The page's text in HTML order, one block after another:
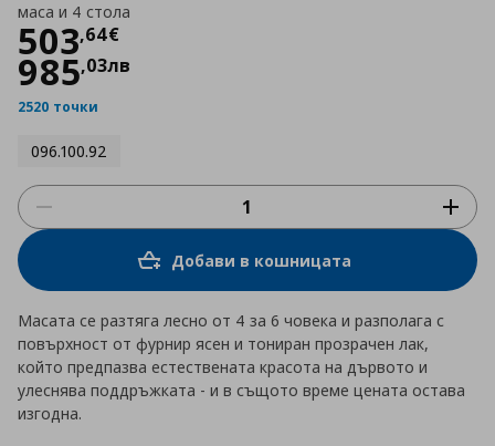
маса и 4 стола
503,64€
Цена503,64 €
985,03лв
2520 точки
096.100.92
Добави в кошницата
Масата се разтяга лесно от 4 за 6 човека и разполага с
повърхност от фурнир ясен и тониран прозрачен лак,
който предпазва естествената красота на дървото и
улеснява поддръжката - и в същото време цената остава
изгодна.